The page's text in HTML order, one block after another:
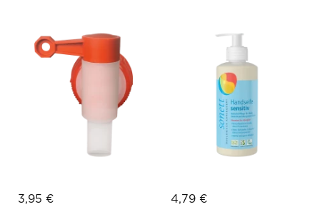
3,95 € 4,79 €